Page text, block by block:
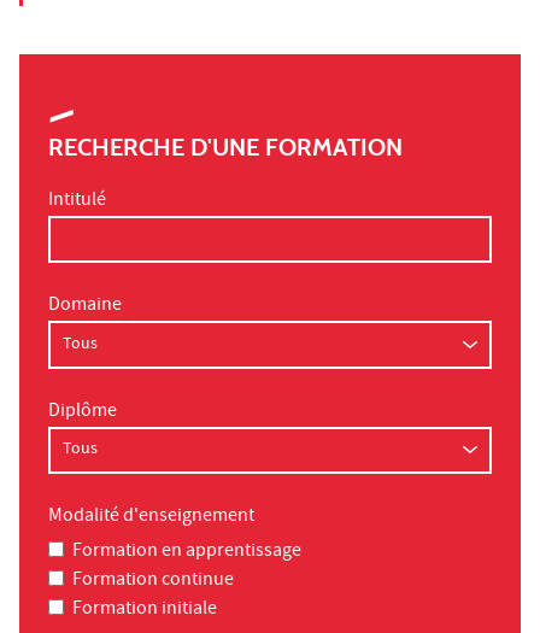
RECHERCHE D'UNE FORMATION
Intitulé
Domaine
Diplôme
Modalité d'enseignement
Formation en apprentissage
Formation continue
Formation initiale